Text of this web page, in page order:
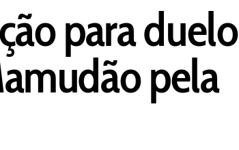
para duelo
pela